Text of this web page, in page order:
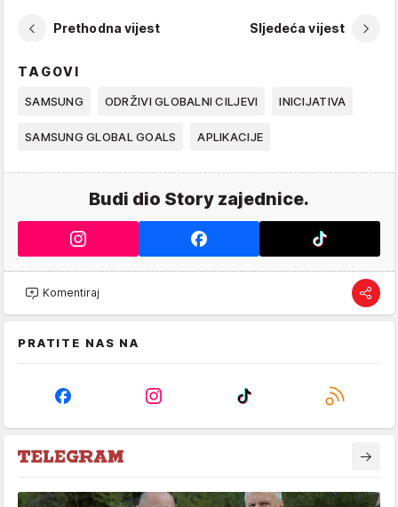
Prethodna vijest Sljedeća vijest
TAGOVI
SAMSUNG ODRŽIVI GLOBALNI CILJEVI INICIJATIVA
SAMSUNG GLOBAL GOALS APLIKACIJE
Budi dio Story zajednice.
Komentiraj
PRATITE NAS NA